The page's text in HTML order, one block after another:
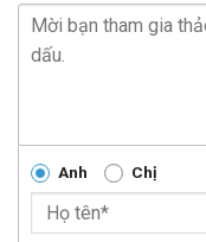
Anh Chị